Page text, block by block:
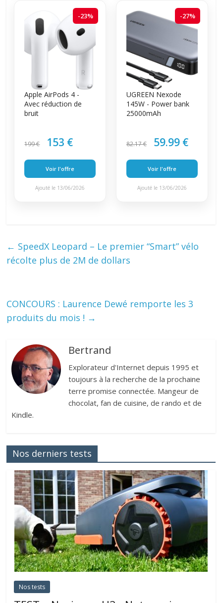
-23%
Apple AirPods 4 -
Avec réduction de
bruit
199 € 153 €
Voir l'offre
Ajouté le 13/06/2026
-27%
UGREEN Nexode
145W - Power bank
25000mAh
82.17 € 59.99 €
Voir l'offre
Ajouté le 13/06/2026
← SpeedX Leopard – Le premier “Smart” vélo
récolte plus de 2M de dollars
CONCOURS : Laurence Dewé remporte les 3
produits du mois ! →
Bertrand
Explorateur d'Internet depuis 1995 et
toujours à la recherche de la prochaine
terre promise connectée. Mangeur de
chocolat, fan de cuisine, de rando et de
Kindle.
Nos derniers tests
Nos tests